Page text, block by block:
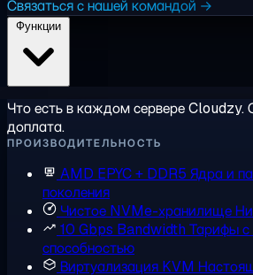
Связаться с нашей командой →
Что есть в каждом сервере Cloudzy.
доплата.
ПРОИЗВОДИТЕЛЬНОСТЬ
AMD EPYC + DDR5 Ядра и
поколения
Чистое NVMe-хранилище
10 Gbps Bandwidth Тарифы с
способностью
Виртуализация KVM